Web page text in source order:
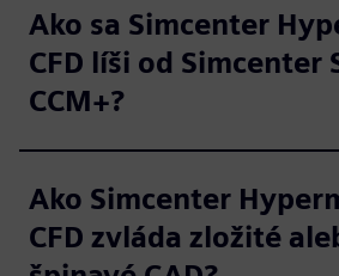
Ako sa Simcenter
CFD líši od Simcenter
CCM+?
Ako Simcenter
CFD zvláda zložité